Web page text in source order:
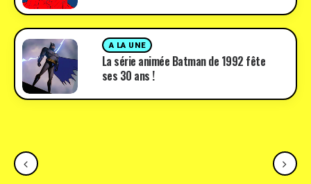
A LA UNE
La série animée Batman de 1992 fête
ses 30 ans !